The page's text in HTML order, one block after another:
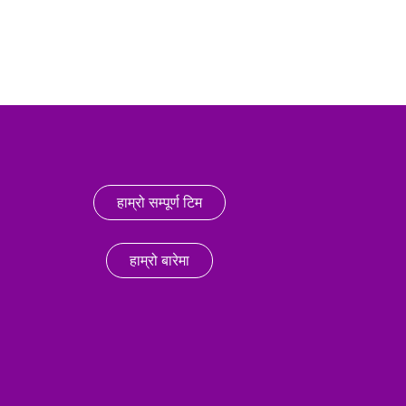
हाम्रो सम्पूर्ण टिम
हाम्रो बारेमा